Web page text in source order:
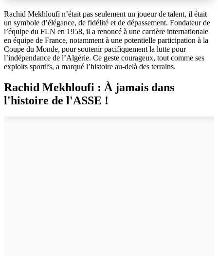
Rachid Mekhloufi n’était pas seulement un joueur de talent, il était
un symbole d’élégance, de fidélité et de dépassement. Fondateur de
l’équipe du FLN en 1958, il a renoncé à une carrière internationale
en équipe de France, notamment à une potentielle participation à la
Coupe du Monde, pour soutenir pacifiquement la lutte pour
l’indépendance de l’Algérie. Ce geste courageux, tout comme ses
exploits sportifs, a marqué l’histoire au-delà des terrains.
Rachid Mekhloufi : À jamais dans
l'histoire de l'ASSE !